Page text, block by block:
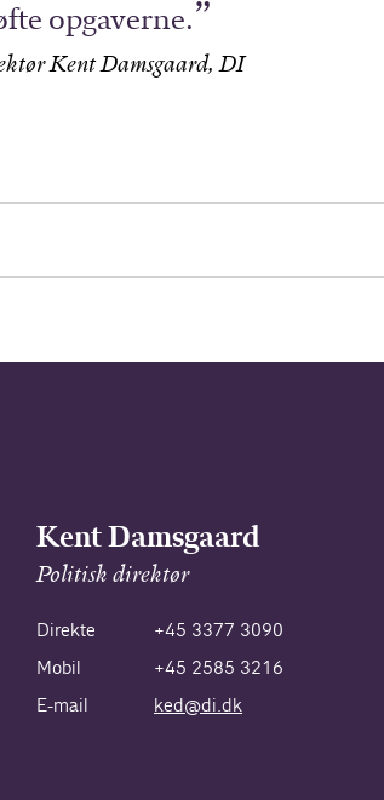
opgaverne.
Kent Damsgaard, DI
Kent Damsgaard
Politisk direktør
Direkte
+45 3377 3090
Mobil
+45 2585 3216
E-mail
ked@di.dk